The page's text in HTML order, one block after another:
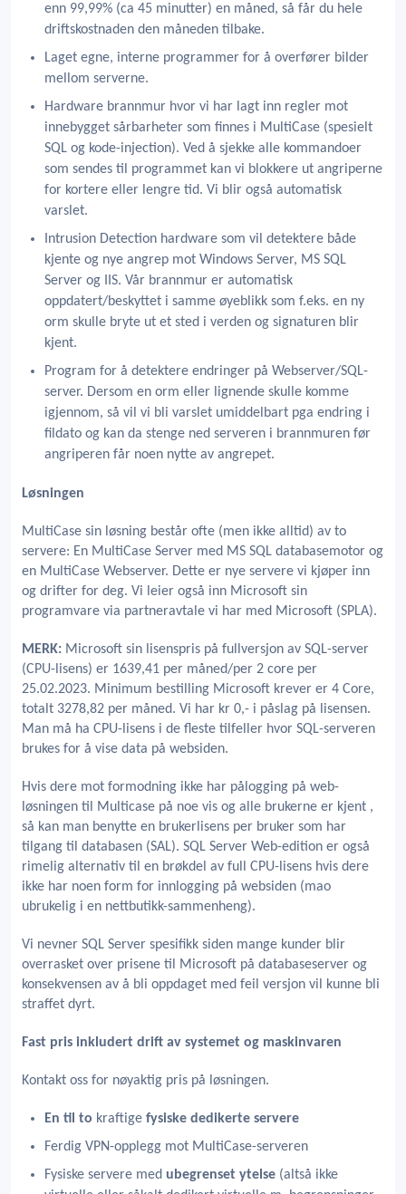
enn 99,99% (ca 45 minutter) en måned, så får du hele
driftskostnaden den måneden tilbake.
Laget egne, interne programmer for å overfører bilder
mellom serverne.
Hardware brannmur hvor vi har lagt inn regler mot
innebygget sårbarheter som finnes i MultiCase (spesielt
SQL og kode-injection). Ved å sjekke alle kommandoer
som sendes til programmet kan vi blokkere ut angriperne
for kortere eller lengre tid. Vi blir også automatisk
varslet.
Intrusion Detection hardware som vil detektere både
kjente og nye angrep mot Windows Server, MS SQL
Server og IIS. Vår brannmur er automatisk
oppdatert/beskyttet i samme øyeblikk som f.eks. en ny
orm skulle bryte ut et sted i verden og signaturen blir
kjent.
Program for å detektere endringer på Webserver/SQL-
server. Dersom en orm eller lignende skulle komme
igjennom, så vil vi bli varslet umiddelbart pga endring i
fildato og kan da stenge ned serveren i brannmuren før
angriperen får noen nytte av angrepet.
Løsningen
MultiCase sin løsning består ofte (men ikke alltid) av to
servere: En MultiCase Server med MS SQL databasemotor og
en MultiCase Webserver. Dette er nye servere vi kjøper inn
og drifter for deg. Vi leier også inn Microsoft sin
programvare via partneravtale vi har med Microsoft (SPLA).
MERK: Microsoft sin lisenspris på fullversjon av SQL-server
(CPU-lisens) er 1639,41 per måned/per 2 core per
25.02.2023. Minimum bestilling Microsoft krever er 4 Core,
totalt 3278,82 per måned. Vi har kr 0,- i påslag på lisensen.
Man må ha CPU-lisens i de fleste tilfeller hvor SQL-serveren
brukes for å vise data på websiden.
Hvis dere mot formodning ikke har pålogging på web-
løsningen til Multicase på noe vis og alle brukerne er kjent ,
så kan man benytte en brukerlisens per bruker som har
tilgang til databasen (SAL). SQL Server Web-edition er også
rimelig alternativ til en brøkdel av full CPU-lisens hvis dere
ikke har noen form for innlogging på websiden (mao
ubrukelig i en nettbutikk-sammenheng).
Vi nevner SQL Server spesifikk siden mange kunder blir
overrasket over prisene til Microsoft på databaseserver og
konsekvensen av å bli oppdaget med feil versjon vil kunne bli
straffet dyrt.
Fast pris inkludert drift av systemet og maskinvaren
Kontakt oss for nøyaktig pris på løsningen.
En til to kraftige fysiske dedikerte servere
Ferdig VPN-opplegg mot MultiCase-serveren
Fysiske servere med ubegrenset ytelse (altså ikke